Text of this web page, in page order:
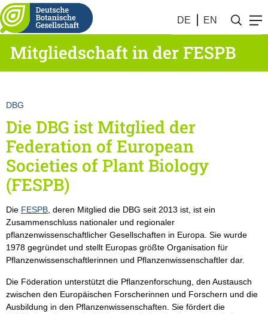
DE EN
Mitgliedschaft in der FESPB
DBG
Die DBG ist Mitglied der
Federation of European
Societies of Plant Biology
(FESPB)
Die FESPB , deren Mitglied die DBG seit 2013 ist, ist ein
Zusammenschluss nationaler und regionaler
pflanzenwissenschaftlicher Gesellschaften in Europa. Sie wurde
1978 gegründet und stellt Europas größte Organisation für
Pflanzenwissenschaftlerinnen und Pflanzenwissenschaftler dar.
Die Föderation unterstützt die Pflanzenforschung, den Austausch
zwischen den Europäischen Forscherinnen und Forschern und die
Ausbildung in den Pflanzenwissenschaften. Sie fördert die